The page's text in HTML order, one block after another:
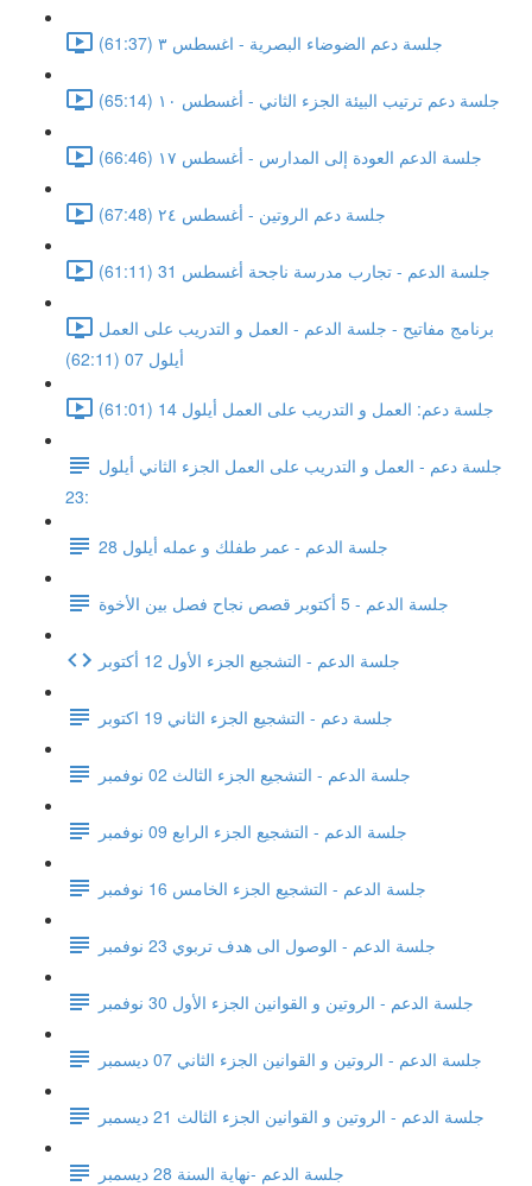
جلسة دعم الضوضاء البصرية - اغسطس ٣ (61:37)
جلسة دعم ترتيب البيئة الجزء الثاني - أغسطس ١٠ (65:14)
جلسة الدعم العودة إلى المدارس - أغسطس ١٧ (66:46)
جلسة دعم الروتين - أغسطس ٢٤ (67:48)
جلسة الدعم - تجارب مدرسة ناجحة أغسطس 31 (61:11)
برنامج مفاتيح - جلسة الدعم - العمل و التدريب على العمل
أيلول 07 (62:11)
جلسة دعم: العمل و التدريب على العمل أيلول 14 (61:01)
جلسة دعم - العمل و التدريب على العمل الجزء الثاني أيلول
23:
جلسة الدعم - عمر طفلك و عمله أيلول 28
جلسة الدعم - 5 أكتوبر قصص نجاح فصل بين الأخوة
جلسة الدعم - التشجيع الجزء الأول 12 أكتوبر
جلسة دعم - التشجيع الجزء الثاني 19 اكتوبر
جلسة الدعم - التشجيع الجزء الثالث 02 نوفمبر
جلسة الدعم - التشجيع الجزء الرابع 09 نوفمبر
جلسة الدعم - التشجيع الجزء الخامس 16 نوفمبر
جلسة الدعم - الوصول الى هدف تربوي 23 نوفمبر
جلسة الدعم - الروتين و القوانين الجزء الأول 30 نوفمبر
جلسة الدعم - الروتين و القوانين الجزء الثاني 07 ديسمبر
جلسة الدعم - الروتين و القوانين الجزء الثالث 21 ديسمبر
جلسة الدعم -نهاية السنة 28 ديسمبر